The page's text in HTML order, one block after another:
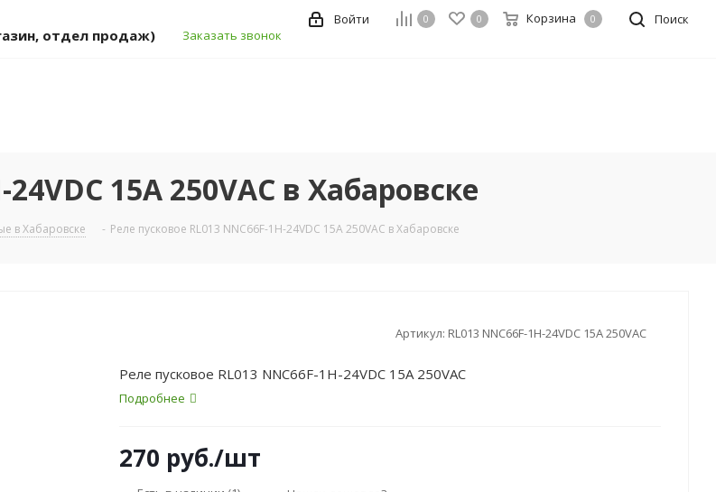
Поиск
0 0 Корзина 0
Войти
отдел продаж) Заказать звонок
15A 250VAC в Хабаровске
в Хабаровске - Реле пусковое RL013 NNC66F-1H-24VDC 15A 250VAC в Хабаровске
Артикул: RL013 NNC66F-1H-24VDC 15A 250VAC
Реле пусковое RL013 NNC66F-1H-24VDC 15A 250VAC
Подробнее
270 руб./шт